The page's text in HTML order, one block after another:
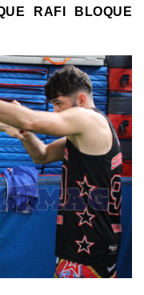
RAFI BLOQUE